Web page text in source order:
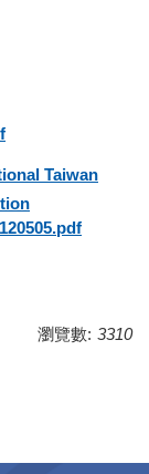
Taiwan
瀏覽數: 3310